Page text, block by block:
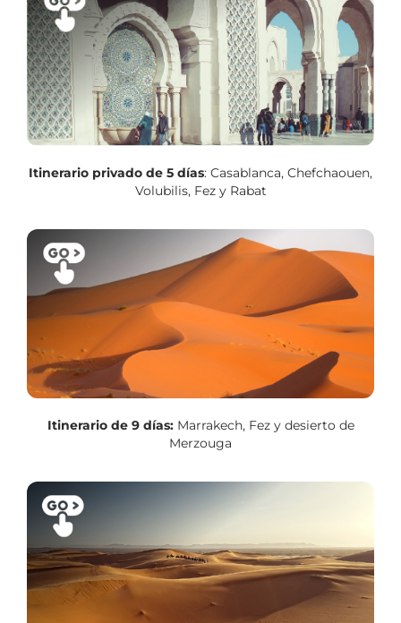
Itinerario privado de 5 días: Casablanca, Chefchaouen,
Volubilis, Fez y Rabat
Itinerario de 9 días:Marrakech, Fez y desierto de
Merzouga